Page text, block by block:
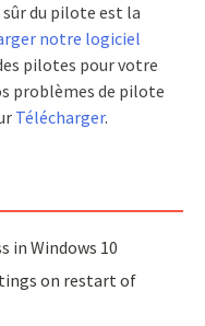
du pilote est la
notre logiciel
pilotes pour votre
problèmes de pilote
Télécharger.
in Windows 10
on restart of